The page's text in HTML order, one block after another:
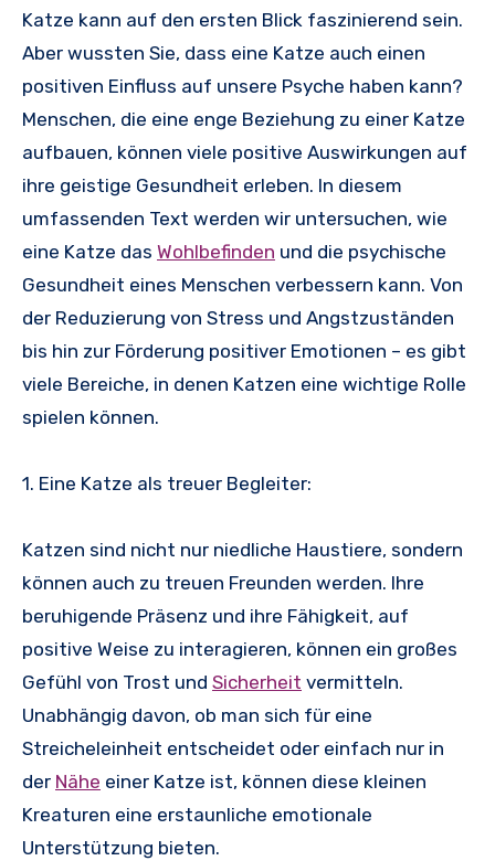
Katze kann auf den ersten Blick faszinierend sein.
Aber wussten Sie, dass eine Katze auch einen
positiven Einfluss auf unsere Psyche haben kann?
Menschen, die eine enge Beziehung zu einer Katze
aufbauen, können viele positive Auswirkungen auf
ihre geistige Gesundheit erleben. In diesem
umfassenden Text werden wir untersuchen, wie
eine Katze das Wohlbefinden und die psychische
Gesundheit eines Menschen verbessern kann. Von
der Reduzierung von Stress und Angstzuständen
bis hin zur Förderung positiver Emotionen – es gibt
viele Bereiche, in denen Katzen eine wichtige Rolle
spielen können.
1. Eine Katze als treuer Begleiter:
Katzen sind nicht nur niedliche Haustiere, sondern
können auch zu treuen Freunden werden. Ihre
beruhigende Präsenz und ihre Fähigkeit, auf
positive Weise zu interagieren, können ein großes
Gefühl von Trost und Sicherheit vermitteln.
Unabhängig davon, ob man sich für eine
Streicheleinheit entscheidet oder einfach nur in
der Nähe einer Katze ist, können diese kleinen
Kreaturen eine erstaunliche emotionale
Unterstützung bieten.